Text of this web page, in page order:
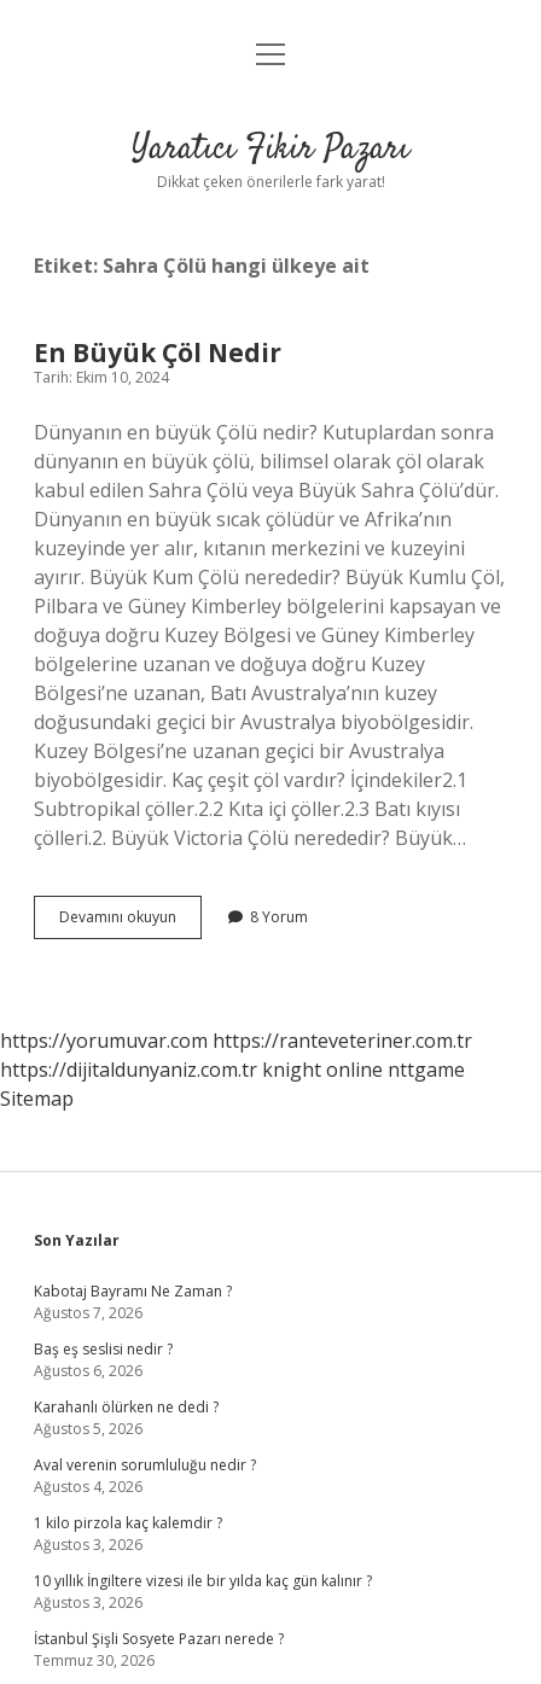
Anasayfa
Yasal Uyarı
menüyü
Yaratıcı Fikir Pazarı
Dikkat çeken önerilerle fark yarat!
Etiket: Sahra Çölü hangi ülkeye ait
En Büyük Çöl Nedir
Tarih: Ekim 10, 2024
Dünyanın en büyük Çölü nedir? Kutuplardan sonra
dünyanın en büyük çölü, bilimsel olarak çöl olarak
kabul edilen Sahra Çölü veya Büyük Sahra Çölü’dür.
Dünyanın en büyük sıcak çölüdür ve Afrika’nın
kuzeyinde yer alır, kıtanın merkezini ve kuzeyini
ayırır. Büyük Kum Çölü nerededir? Büyük Kumlu Çöl,
Pilbara ve Güney Kimberley bölgelerini kapsayan ve
doğuya doğru Kuzey Bölgesi ve Güney Kimberley
bölgelerine uzanan ve doğuya doğru Kuzey
Bölgesi’ne uzanan, Batı Avustralya’nın kuzey
doğusundaki geçici bir Avustralya biyobölgesidir.
Kuzey Bölgesi’ne uzanan geçici bir Avustralya
biyobölgesidir. Kaç çeşit çöl vardır? İçindekiler2.1
Subtropikal çöller.2.2 Kıta içi çöller.2.3 Batı kıyısı
çölleri.2. Büyük Victoria Çölü nerededir? Büyük…
Devamını okuyun
Büyük
8 Yorum
https://yorumuvar.com https://ranteveteriner.com.tr
https://dijitaldunyaniz.com.tr knight online nttgame
Sitemap
Sidebar
Son Yazılar
Kabotaj Bayramı Ne Zaman ?
Ağustos 7, 2026
Baş eş seslisi nedir ?
Ağustos 6, 2026
Karahanlı ölürken ne dedi ?
Ağustos 5, 2026
Aval verenin sorumluluğu nedir ?
Ağustos 4, 2026
1 kilo pirzola kaç kalemdir ?
Ağustos 3, 2026
10 yıllık İngiltere vizesi ile bir yılda kaç gün kalınır ?
Ağustos 3, 2026
İstanbul Şişli Sosyete Pazarı nerede ?
Temmuz 30, 2026